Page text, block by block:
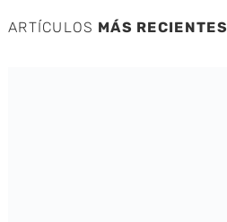
ARTÍCULOS MÁS RECIENTES